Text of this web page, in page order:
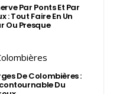
Par Ponts Et Par
: Tout Faire En Un
Ou Presque
De Colombières :
Du